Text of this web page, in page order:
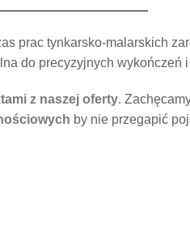
prac tynkarsko-malarskich
do precyzyjnych wykończeń
z naszej oferty.
by nie przegapić